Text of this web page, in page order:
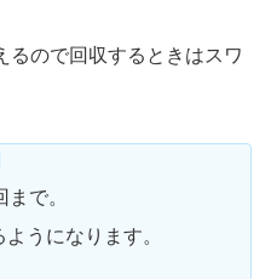
るので回収するときはスワ
で。
うになります。